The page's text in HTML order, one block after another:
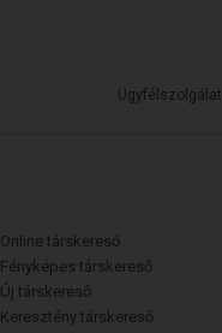
Ügyfélszolgálat
Online társkereső
Fényképes társkereső
Új társkereső
Keresztény társkereső